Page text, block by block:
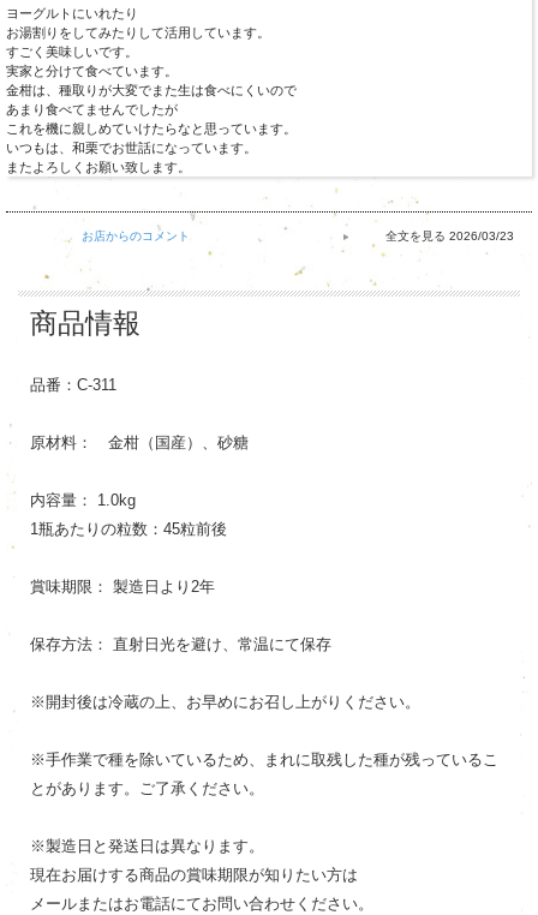
ヨーグルトにいれたり
お湯割りをしてみたりして活用しています。
すごく美味しいです。
実家と分けて食べています。
金柑は、種取りが大変でまた生は食べにくいので
あまり食べてませんでしたが
これを機に親しめていけたらなと思っています。
いつもは、和栗でお世話になっています。
またよろしくお願い致します。
お店からのコメント 2026/03/23
商品情報
品番：C-311
原材料： 金柑（国産）、砂糖
内容量： 1.0kg
1瓶あたりの粒数：45粒前後
賞味期限： 製造日より2年
保存方法： 直射日光を避け、常温にて保存
※開封後は冷蔵の上、お早めにお召し上がりください。
※手作業で種を除いているため、まれに取残した種が残っているこ
とがあります。ご了承ください。
※製造日と発送日は異なります。
現在お届けする商品の賞味期限が知りたい方は
メールまたはお電話にてお問い合わせください。